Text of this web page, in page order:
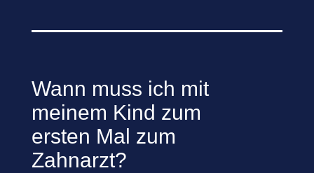
Wann muss ich mit
meinem Kind zum
ersten Mal zum
Zahnarzt?